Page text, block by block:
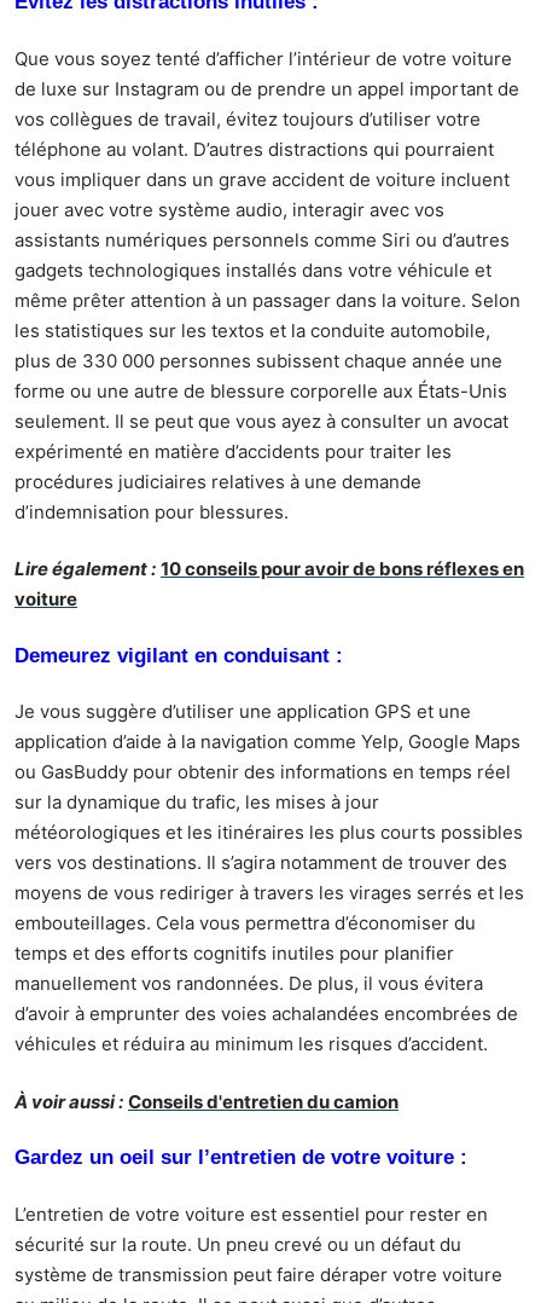
Que vous soyez tenté d’afficher l’intérieur de votre voiture
de luxe sur Instagram ou de prendre un appel important de
vos collègues de travail, évitez toujours d’utiliser votre
téléphone au volant. D’autres distractions qui pourraient
vous impliquer dans un grave accident de voiture incluent
jouer avec votre système audio, interagir avec vos
assistants numériques personnels comme Siri ou d’autres
gadgets technologiques installés dans votre véhicule et
même prêter attention à un passager dans la voiture. Selon
les statistiques sur les textos et la conduite automobile,
plus de 330 000 personnes subissent chaque année une
forme ou une autre de blessure corporelle aux États-Unis
seulement. Il se peut que vous ayez à consulter un avocat
expérimenté en matière d’accidents pour traiter les
procédures judiciaires relatives à une demande
d’indemnisation pour blessures.
Lire également : 10 conseils pour avoir de bons réflexes en
voiture
Demeurez vigilant en conduisant :
Je vous suggère d’utiliser une application GPS et une
application d’aide à la navigation comme Yelp, Google Maps
ou GasBuddy pour obtenir des informations en temps réel
sur la dynamique du trafic, les mises à jour
météorologiques et les itinéraires les plus courts possibles
vers vos destinations. Il s’agira notamment de trouver des
moyens de vous rediriger à travers les virages serrés et les
embouteillages. Cela vous permettra d’économiser du
temps et des efforts cognitifs inutiles pour planifier
manuellement vos randonnées. De plus, il vous évitera
d’avoir à emprunter des voies achalandées encombrées de
véhicules et réduira au minimum les risques d’accident.
À voir aussi : Conseils d'entretien du camion
Gardez un oeil sur l’entretien de votre voiture :
L’entretien de votre voiture est essentiel pour rester en
sécurité sur la route. Un pneu crevé ou un défaut du
système de transmission peut faire déraper votre voiture